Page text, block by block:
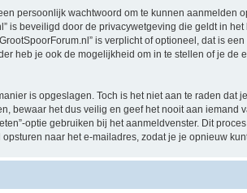
persoonlijk wachtwoord om te kunnen aanmelden
is beveiligd door de privacywetgeving die geldt in
is verplicht of optioneel, dat is
heb je ook de mogelijkheid om in te stellen of je de
is opgeslagen. Toch is het niet aan te raden dat
bewaar het dus veilig en geef het nooit aan iemand
optie gebruiken bij het aanmeldvenster. Dit
naar het e-mailadres, zodat je je opnieuw